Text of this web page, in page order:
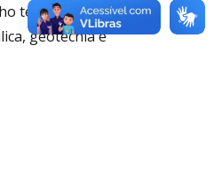
técnico
geotecnia e